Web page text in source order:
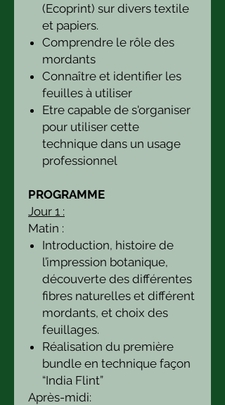
(Ecoprint) sur divers textile
et papiers.
Comprendre le rôle des
mordants
Connaître et identifier les
feuilles à utiliser
Etre capable de s'organiser
pour utiliser cette
technique dans un usage
professionnel
PROGRAMME
Jour 1 :
Matin :
Introduction, histoire de
l’impression botanique,
découverte des différentes
fibres naturelles et différent
mordants, et choix des
feuillages.
Réalisation du première
bundle en technique façon
“India Flint”
Après-midi: